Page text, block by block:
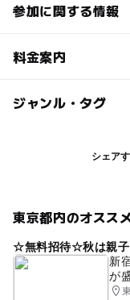
参加に関する情報
対象年齢
一部事前に予約
詳細はホームペ
料金案内
子供の料金詳細
大人の料金詳細
ジャンル・タグ
タグ
カレー スパイス
シェア
東京都内のオスス
☆無料招待☆秋は親子
新
が